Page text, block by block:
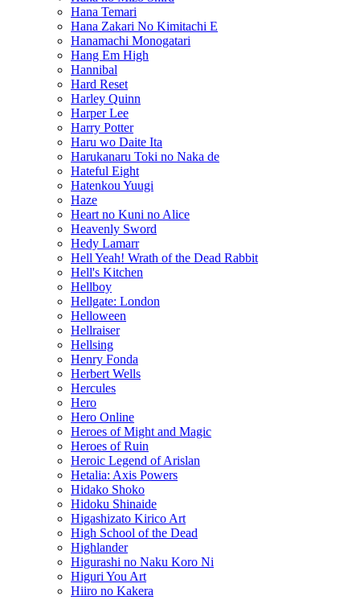
Hana Temari
Hana Zakari No Kimitachi E
Hanamachi Monogatari
Hang Em High
Hannibal
Hard Reset
Harley Quinn
Harper Lee
Harry Potter
Haru wo Daite Ita
Harukanaru Toki no Naka de
Hateful Eight
Hatenkou Yuugi
Haze
Heart no Kuni no Alice
Heavenly Sword
Hedy Lamarr
Hell Yeah! Wrath of the Dead Rabbit
Hell's Kitchen
Hellboy
Hellgate: London
Helloween
Hellraiser
Hellsing
Henry Fonda
Herbert Wells
Hercules
Hero
Hero Online
Heroes of Might and Magic
Heroes of Ruin
Heroic Legend of Arislan
Hetalia: Axis Powers
Hidako Shoko
Hidoku Shinaide
Higashizato Kirico Art
High School of the Dead
Highlander
Higurashi no Naku Koro Ni
Higuri You Art
Hiiro no Kakera